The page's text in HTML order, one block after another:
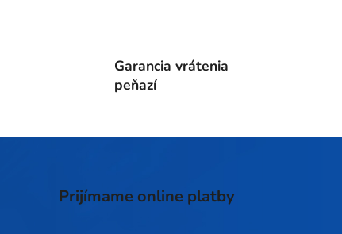
Garancia vrátenia
peňazí
Prijímame online platby